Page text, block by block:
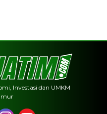
Investasi dan UMKM